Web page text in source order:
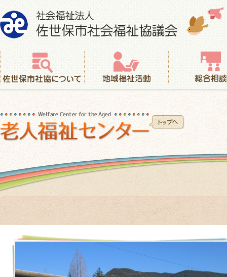
社会福祉法人 佐世保市社会福祉協議会
佐世保市社協について
地域福祉活動 総合相談
老人福祉センター